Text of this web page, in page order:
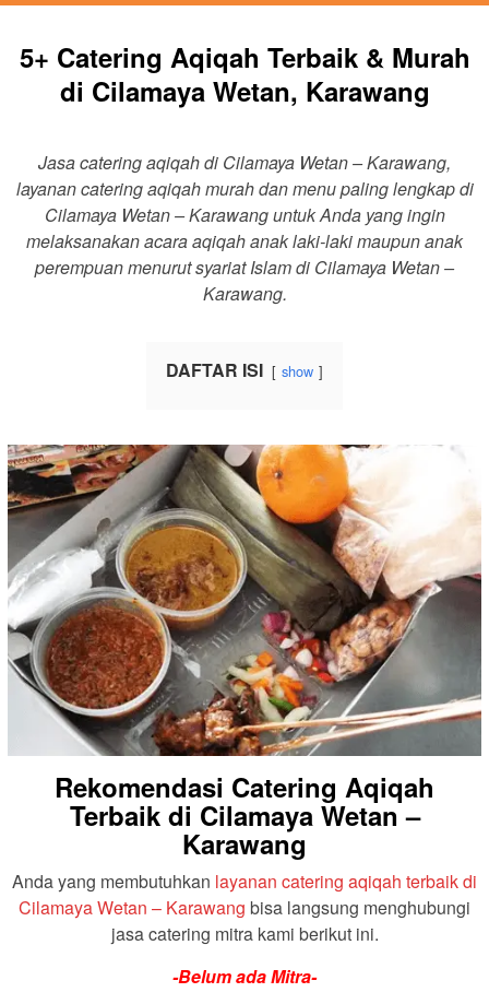
5+ Catering Aqiqah Terbaik & Murah
di Cilamaya Wetan, Karawang
Jasa catering aqiqah di Cilamaya Wetan – Karawang,
layanan catering aqiqah murah dan menu paling lengkap di
Cilamaya Wetan – Karawang untuk Anda yang ingin
melaksanakan acara aqiqah anak laki-laki maupun anak
perempuan menurut syariat Islam di Cilamaya Wetan –
Karawang.
DAFTAR ISI show
Rekomendasi Catering Aqiqah
Terbaik di Cilamaya Wetan –
Karawang
Anda yang membutuhkan layanan catering aqiqah terbaik di
Cilamaya Wetan – Karawang bisa langsung menghubungi
jasa catering mitra kami berikut ini.
-Belum ada Mitra-